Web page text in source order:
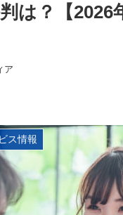
は？【2026
ア
ス情報